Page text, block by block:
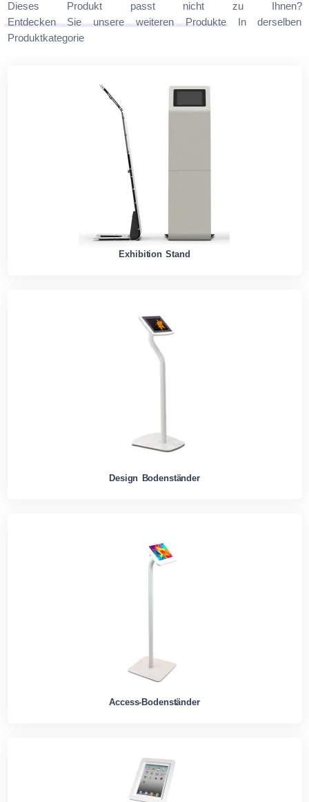
Dieses Produkt passt nicht zu Ihnen?
Entdecken Sie unsere weiteren ProdukteIn derselben
Produktkategorie
Exhibition Stand
Design Bodenständer
Access-Bodenständer